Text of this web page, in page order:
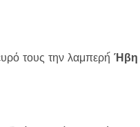
τους την λαμπερή́Ήβη